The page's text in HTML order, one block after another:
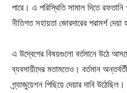
পারে। এ পরিস্থিতি সামাল দিতে
নীতিগত সহায়তা জোরদারের পরামর্শ দেয়া
এ উদ্বেগের বিষয়গুলো বর্তমানে উঠে
ব্যবসায়ীদের মতামতেও। বর্তমান
গ্র্যাজুয়েশন পিছিয়ে দেয়ার দাবি